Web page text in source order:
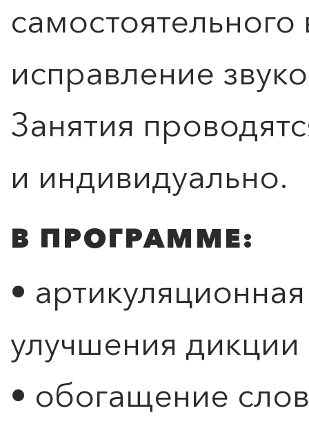
исправление
Занятия
и индивидуально.
В ПРОГРАММЕ:
•
улучшения дикции
• обогащение